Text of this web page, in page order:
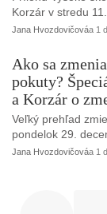
Korzár v stredu
Jana Hvozdovičováa 1
Ako sa
pokuty?
a Korzár o
Veľký prehľad
pondelok 29.
Jana Hvozdovičováa 1